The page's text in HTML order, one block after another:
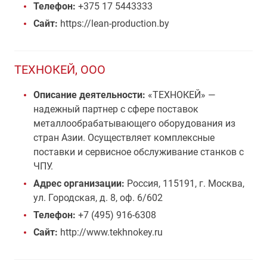
Телефон: +375 17 5443333
Сайт: https://lean-production.by
ТЕХНОКЕЙ, ООО
Описание деятельности: «ТЕХНОКЕЙ» —
надежный партнер с сфере поставок
металлообрабатывающего оборудования из
стран Азии. Осуществляет комплексные
поставки и сервисное обслуживание станков с
ЧПУ.
Адрес организации: Россия, 115191, г. Москва,
ул. Городская, д. 8, оф. 6/602
Телефон: +7 (495) 916-6308
Сайт: http://www.tekhnokey.ru